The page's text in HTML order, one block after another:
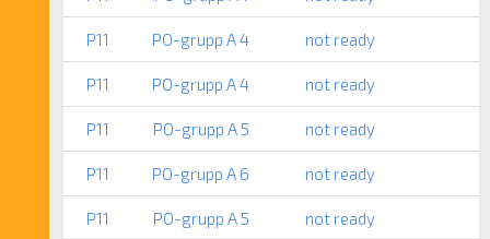
P11 PO-grupp A 4 not ready
P11 PO-grupp A 4 not ready
P11 PO-grupp A 5 not ready
P11 PO-grupp A 6 not ready
P11 PO-grupp A 5 not ready